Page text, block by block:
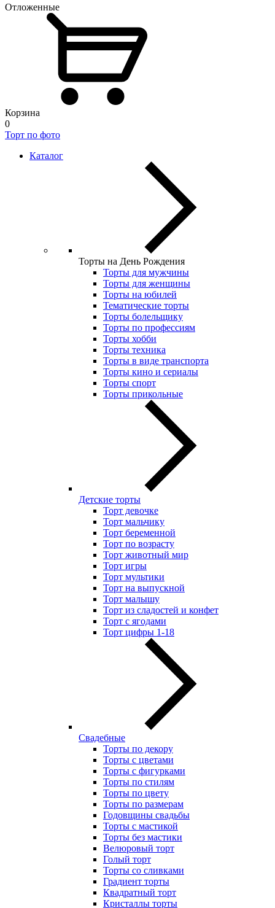
Отложенные
Корзина
0
Торт по фото
Каталог
Торты на День Рождения
Торты для мужчины
Торты для женщины
Торты на юбилей
Тематические торты
Торты болельщику
Торты по профессиям
Торты хобби
Торты техника
Торты в виде транспорта
Торты кино и сериалы
Торты спорт
Торты прикольные
Детские торты
Торт девочке
Торт мальчику
Торт беременной
Торт по возрасту
Торт животный мир
Торт игры
Торт мультики
Торт на выпускной
Торт малышу
Торт из сладостей и конфет
Торт с ягодами
Торт цифры 1-18
Свадебные
Торты по декору
Торты с цветами
Торты с фигурками
Торты по стилям
Торты по цвету
Торты по размерам
Годовщины свадьбы
Торты с мастикой
Торты без мастики
Велюровый торт
Голый торт
Торты со сливками
Градиент торты
Квадратный торт
Кристаллы торты